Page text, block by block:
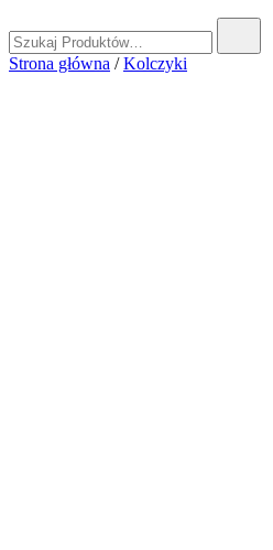
Strona główna /Kolczyki